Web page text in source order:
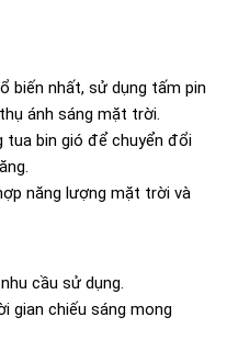
biến nhất, sử dụng tấm pin
ánh sáng mặt trời.
tua bin gió để chuyển đổi
năng lượng mặt trời và
cầu sử dụng.
gian chiếu sáng mong